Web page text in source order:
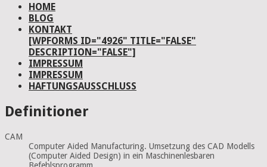
HOME
BLOG
KONTAKT
[WPFORMS ID="4926" TITLE="FALSE"
DESCRIPTION="FALSE"]
IMPRESSUM
IMPRESSUM
HAFTUNGSAUSSCHLUSS
Definitioner
CAM
Computer Aided Manufacturing. Umsetzung des CAD Modells
(Computer Aided Design) in ein Maschinenlesbaren